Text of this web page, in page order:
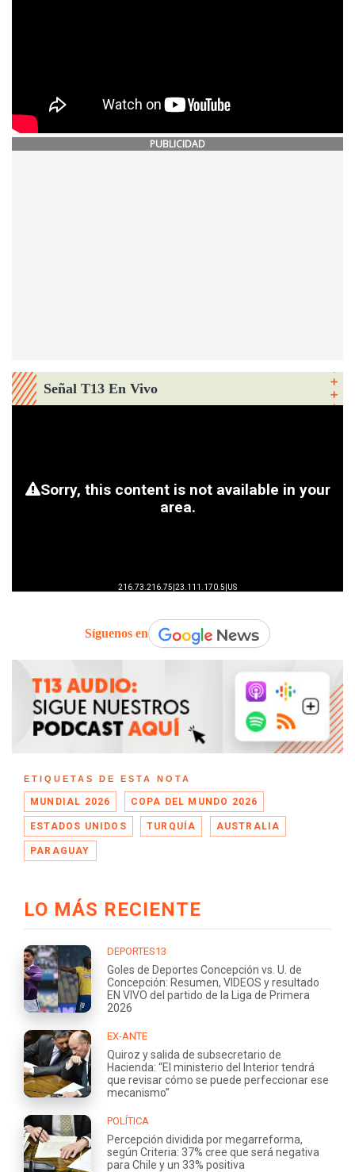
PUBLICIDAD
Señal T13 En Vivo
Síguenos en
ETIQUETAS DE ESTA NOTA
MUNDIAL 2026 COPA DEL MUNDO 2026
ESTADOS UNIDOS TURQUÍA AUSTRALIA
PARAGUAY
LO MÁS RECIENTE
DEPORTES13
Goles de Deportes Concepción vs. U. de
Concepción: Resumen, VIDEOS y resultado
EN VIVO del partido de la Liga de Primera
2026
EX-ANTE
Quiroz y salida de subsecretario de
Hacienda: “El ministerio del Interior tendrá
que revisar cómo se puede perfeccionar ese
mecanismo”
POLÍTICA
Percepción dividida por megarreforma,
según Criteria: 37% cree que será negativa
para Chile y un 33% positiva